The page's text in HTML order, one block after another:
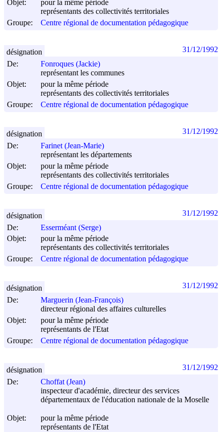
Objet:
pour la même période
représentants des collectivités territoriales
Groupe:
Centre régional de documentation pédagogique
De:
Fonroques (Jackie)
représentant les communes
Objet:
pour la même période
représentants des collectivités territoriales
Groupe:
Centre régional de documentation pédagogique
désignation 31/12/1992
De:
Farinet (Jean-Marie)
représentant les départements
Objet:
pour la même période
représentants des collectivités territoriales
Groupe:
Centre régional de documentation pédagogique
désignation 31/12/1992
De:
Esserméant (Serge)
Objet:
pour la même période
représentants des collectivités territoriales
Groupe:
Centre régional de documentation pédagogique
désignation 31/12/1992
De:
Marguerin (Jean-François)
directeur régional des affaires culturelles
Objet:
pour la même période
représentants de l'Etat
Groupe:
Centre régional de documentation pédagogique
désignation 31/12/1992
De:
Choffat (Jean)
inspecteur d'académie, directeur des services
départementaux de l'éducation nationale de la Moselle
Objet:
pour la même période
représentants de l'Etat
désignation 31/12/1992